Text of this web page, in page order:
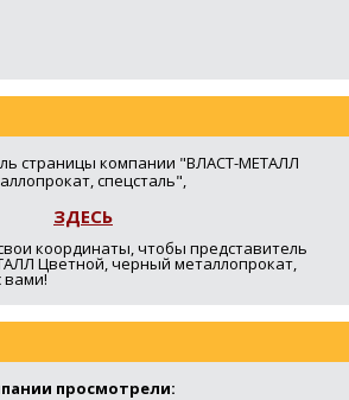
страницы компании "ВЛАСТ-МЕТАЛЛ
спецсталь",
ЗДЕСЬ
координаты, чтобы представитель
Цветной, черный металлопрокат,
вами!
просмотрели: